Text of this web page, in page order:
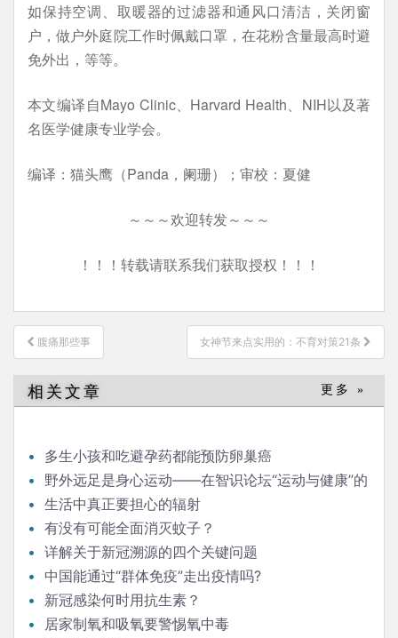
如保持空调、取暖器的过滤器和通风口清洁，关闭窗
户，做户外庭院工作时佩戴口罩，在花粉含量最高时避
免外出，等等。
本文编译自Mayo Clinic、Harvard Health、NIH以及著
名医学健康专业学会。
编译：猫头鹰（Panda，阑珊）；审校：夏健
～～～欢迎转发～～～
！！！转载请联系我们获取授权！！！
文
章
导
航
腹痛那些事 女神节来点实用的：不育对策21条
相关文章 更多 »
多生小孩和吃避孕药都能预防卵巢癌
野外远足是身心运动——在智识论坛“运动与健康”的
发言生活中真正要担心的辐射
有没有可能全面消灭蚊子？
详解关于新冠溯源的四个关键问题
中国能通过“群体免疫”走出疫情吗?
新冠感染何时用抗生素？
居家制氧和吸氧要警惕氧中毒